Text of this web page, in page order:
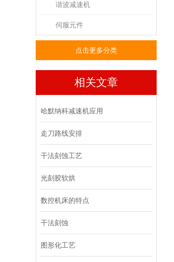
谐波减速机
伺服元件
点击更多分类
相关文章
哈默纳科减速机应用
走刀路线安排
干法刻蚀工艺
光刻胶软烘
数控机床的特点
干法刻蚀
图形化工艺